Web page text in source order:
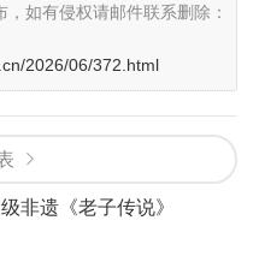
，如有侵权请邮件联系删除：
2026/06/372.html
非遗《老子传说》